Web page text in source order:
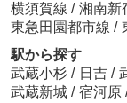
横須賀線 / 湘南新
東急田園都市線 /
駅から探す
武蔵小杉 / 日吉 /
武蔵新城 / 宿河原